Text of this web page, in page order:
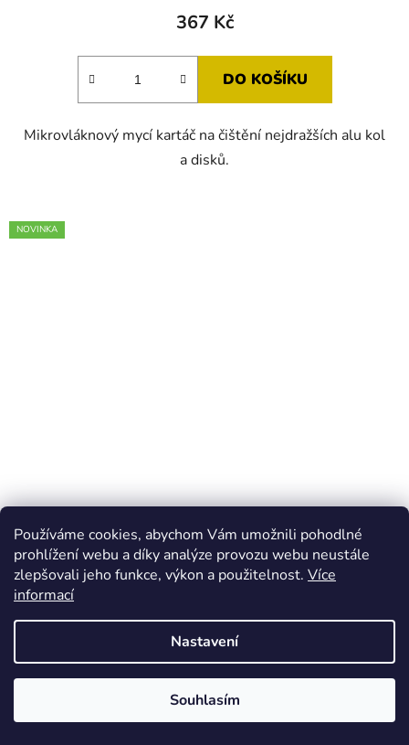
Používáme cookies, abychom Vám umožnili pohodlné
prohlížení webu a díky analýze provozu webu neustále
zlepšovali jeho funkce, výkon a použitelnost. Více
informací
Nastavení
Souhlasím
367 Kč
DO KOŠÍKU
Mikrovláknový mycí kartáč na čištění nejdražších alu kol
a disků.
NOVINKA
Čistič autoskel a zrcátek Glass Cleaner Pro Shiny
Garage
Průměrné
produktu
je
z
od197 Kč
DETAIL
🎁 DÁREK: 100 KČ NA PRVNÍ NÁKUP